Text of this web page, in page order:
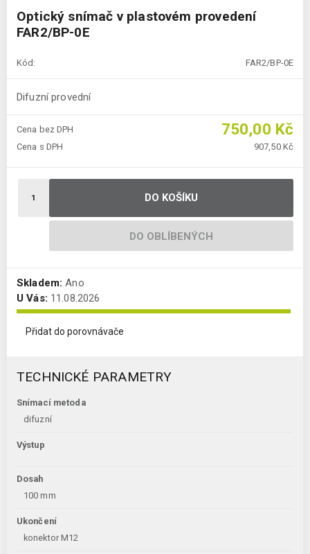
Optický snímač v plastovém provedení
FAR2/BP-0E
Kód: FAR2/BP-0E
Difuzní provední
Cena bez DPH 750,00 Kč
Cena s DPH 907,50 Kč
DO KOŠÍKU
DO OBLÍBENÝCH
Skladem: Ano
U Vás: 11.08.2026
Přidat do porovnávače
TECHNICKÉ PARAMETRY
Snímací metoda
difuzní
Výstup
Dosah
100 mm
Ukončení
konektor M12